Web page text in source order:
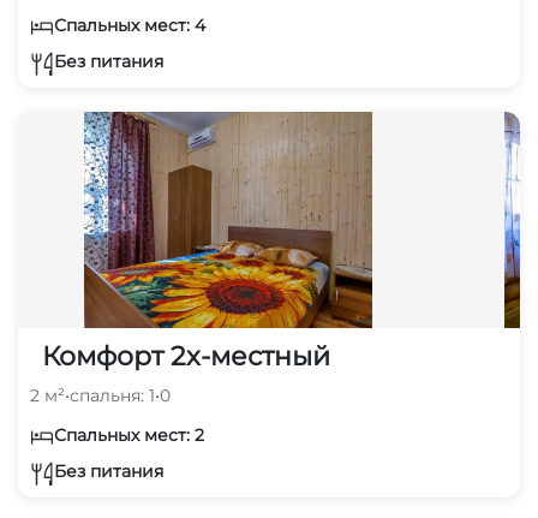
Спальных мест: 4
Без питания
Комфорт 2х-местный
2 м²•спальня: 1•0
Спальных мест: 2
Без питания